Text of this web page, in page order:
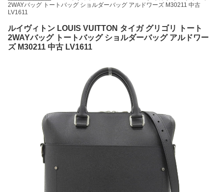
2WAYバッグ トートバッグ ショルダーバッグ アルドワーズ M30211 中古
LV1611
ルイヴィトン LOUIS VUITTON タイガ グリゴリ トート
2WAYバッグ トートバッグ ショルダーバッグ アルドワー
ズ M30211 中古 LV1611